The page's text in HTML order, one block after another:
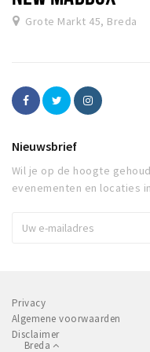
Grote Markt 45, Breda
Nieuwsbrief
Wil je op de hoogte
evenementen en locaties
Privacy
Algemene voorwaarden
Disclaimer
Breda